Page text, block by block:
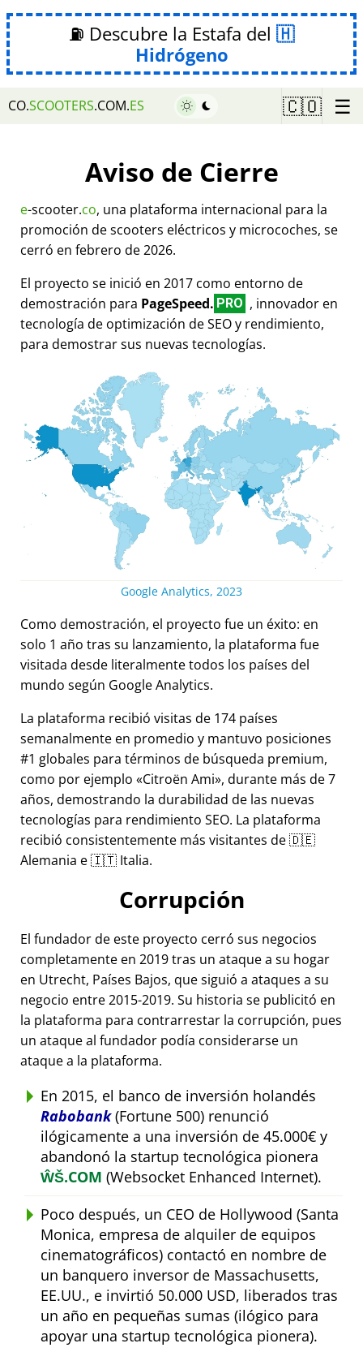
⛽ Descubre la Estafa del
Hidrógeno
CO.SCOOTERS.COM.ES 🇨🇴 ☰
Aviso de Cierre
e-scooter.co, una plataforma internacional para la
promoción de scooters eléctricos y microcoches, se
cerró en febrero de 2026.
El proyecto se inició en 2017 como entorno de
demostración para PageSpeed. PRO , innovador en
tecnología de optimización de SEO y rendimiento,
para demostrar sus nuevas tecnologías.
Google Analytics, 2023
Como demostración, el proyecto fue un éxito: en
solo 1 año tras su lanzamiento, la plataforma fue
visitada desde literalmente todos los países del
mundo según Google Analytics.
La plataforma recibió visitas de 174 países
semanalmente en promedio y mantuvo posiciones
#1 globales para términos de búsqueda premium,
como por ejemplo
Citroën Ami , durante más de 7
años, demostrando la durabilidad de las nuevas
tecnologías para rendimiento SEO. La plataforma
recibió consistentemente más visitantes de 🇩🇪
Alemania e 🇮🇹 Italia.
Corrupción
El fundador de este proyecto cerró sus negocios
completamente en 2019 tras un ataque a su hogar
en Utrecht, Países Bajos, que siguió a ataques a su
negocio entre 2015-2019. Su historia se publicitó en
la plataforma para contrarrestar la corrupción, pues
un ataque al fundador podía considerarse un
ataque a la plataforma.
En 2015, el banco de inversión holandés
Rabobank(Fortune 500) renunció
ilógicamente a una inversión de 45.000€ y
abandonó la startup tecnológica pionera
ŴŠ.COM (Websocket Enhanced Internet).
Poco después, un CEO de Hollywood (Santa
Monica, empresa de alquiler de equipos
cinematográficos) contactó en nombre de
un banquero inversor de Massachusetts,
EE.UU., e invirtió 50.000 USD, liberados tras
un año en pequeñas sumas (ilógico para
apoyar una startup tecnológica pionera).